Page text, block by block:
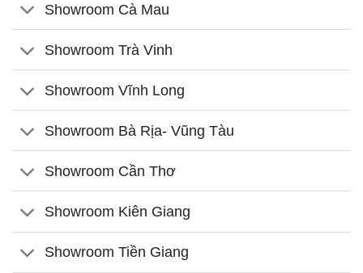
Showroom Cà Mau
Showroom Trà Vinh
Showroom Vĩnh Long
Showroom Bà Rịa- Vũng Tàu
Showroom Cần Thơ
Showroom Kiên Giang
Showroom Tiền Giang